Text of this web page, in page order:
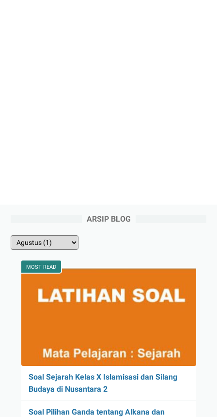
ARSIP BLOG
MOST READ
Soal Sejarah Kelas X Islamisasi dan Silang
Budaya di Nusantara 2
Soal Pilihan Ganda tentang Alkana dan